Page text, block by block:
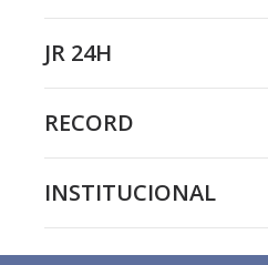
JR 24H
RECORD
INSTITUCIONAL